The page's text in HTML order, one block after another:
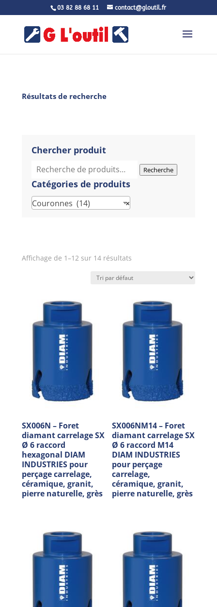
03 82 88 68 11 contact@gloutil.fr
Résultats de recherche
Chercher produit
Recherche
pour :
Recherche
Catégories de produits
×
Couronnes (14)
Affichage de 1–12 sur 14 résultats
SX006N – Foret
diamant carrelage SX
Ø 6 raccord
hexagonal DIAM
INDUSTRIES pour
perçage carrelage,
céramique, granit,
pierre naturelle, grès
SX006NM14 – Foret
diamant carrelage SX
Ø 6 raccord M14
DIAM INDUSTRIES
pour perçage
carrelage,
céramique, granit,
pierre naturelle, grès